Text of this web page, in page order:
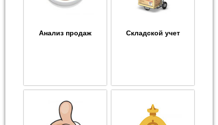
Анализ продаж Складской учет